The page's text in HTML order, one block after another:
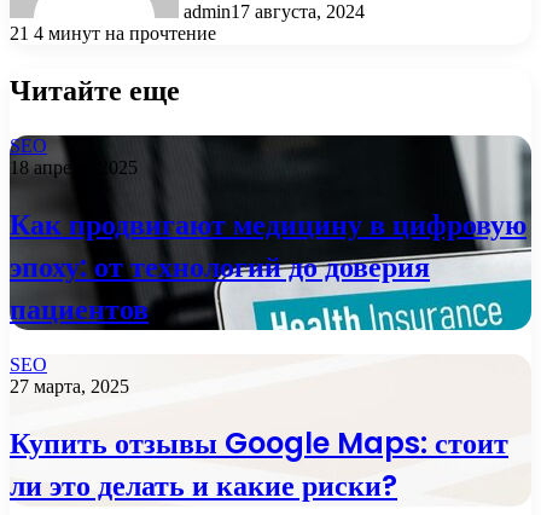
admin17 августа, 2024
21 4 минут на прочтение
Читайте еще
SEO
18 апреля, 2025
Как продвигают медицину в цифровую
эпоху: от технологий до доверия
пациентов
SEO
27 марта, 2025
Купить отзывы Google Maps: стоит
ли это делать и какие риски?